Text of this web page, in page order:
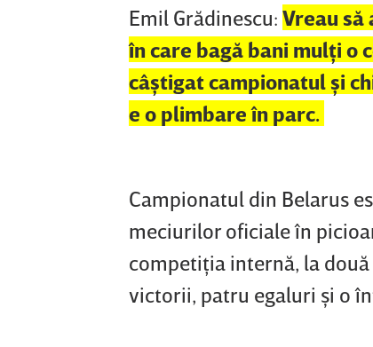
Emil Grădinescu: Vreau să
în care bagă bani mulţi o
câştigat campionatul şi
e o plimbare în parc.
Campionatul din Belarus
meciurilor oficiale în
competiţia internă, la
victorii, patru egaluri şi o